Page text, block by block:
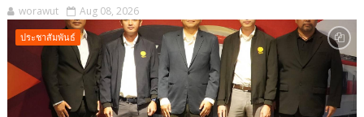
worawut Aug 08, 2026
ประชาสัมพันธ์